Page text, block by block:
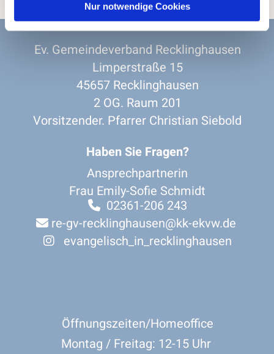
Nur notwendige Cookies
Ev. Gemeindeverband Recklinghausen
Limperstraße 15
45657 Recklinghausen
2 OG. Raum 201
Vorsitzender. Pfarrer Christian Siebold
Haben Sie Fragen?
Ansprechpartnerin
Frau Emily-Sofie Schmidt
02361-206 243
re-gv-recklinghausen@kk-ekvw.de
 evangelisch_in_recklinghausen
Öffnungszeiten/Homeoffice
Montag / Freitag: 12-15 Uhr